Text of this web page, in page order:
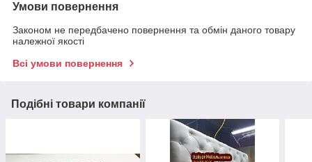
Умови повернення
Законом не передбачено повернення та обмін даного товару
належної якості
Всі умови повернення
Подібні товари компанії